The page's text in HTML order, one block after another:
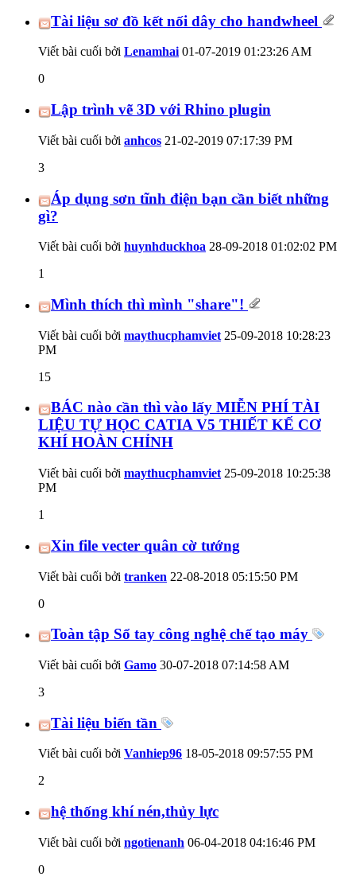
Tài liệu sơ đồ kết nối dây cho handwheel
Viết bài cuối bởi Lenamhai01-07-2019 01:23:26 AM
0
Lập trình vẽ 3D với Rhino plugin
Viết bài cuối bởi anhcos 21-02-2019 07:17:39 PM
3
Áp dụng sơn tĩnh điện bạn cần biết những
gì?
Viết bài cuối bởi huynhduckhoa 28-09-2018 01:02:02 PM
1
Mình thích thì mình "share"!
Viết bài cuối bởi maythucphamviet 25-09-2018 10:28:23
PM
15
BÁC nào cần thì vào lấy MIỄN PHÍ TÀI
LIỆU TỰ HỌC CATIA V5 THIẾT KẾ CƠ
KHÍ HOÀN CHỈNH
Viết bài cuối bởi maythucphamviet 25-09-2018 10:25:38
PM
1
Xin file vecter quân cờ tướng
Viết bài cuối bởi tranken 22-08-2018 05:15:50 PM
0
Toàn tập Sổ tay công nghệ chế tạo máy
Viết bài cuối bởi Gamo 30-07-2018 07:14:58 AM
3
Tài liệu biến tần
Viết bài cuối bởi Vanhiep96 18-05-2018 09:57:55 PM
2
hệ thống khí nén,thủy lực
Viết bài cuối bởi ngotienanh 06-04-2018 04:16:46 PM
0